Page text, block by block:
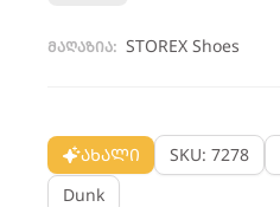
მაღაზია: STOREX Shoes
ახალი SKU: 7278
Dunk